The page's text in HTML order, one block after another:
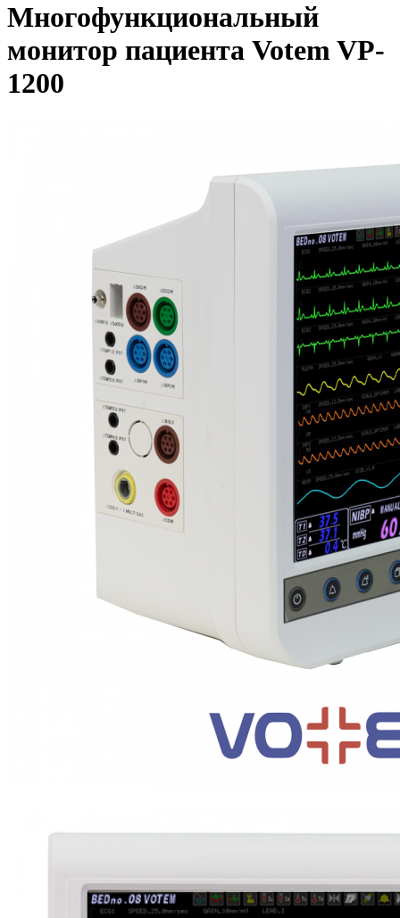
Многофункциональный
монитор пациента Votem VP-
1200